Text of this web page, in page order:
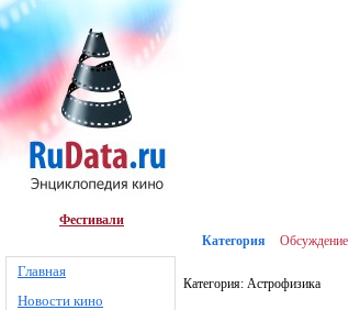
Фестивали
Главная
Новости кино
Категория Обсуждение
Категория: Астрофизика